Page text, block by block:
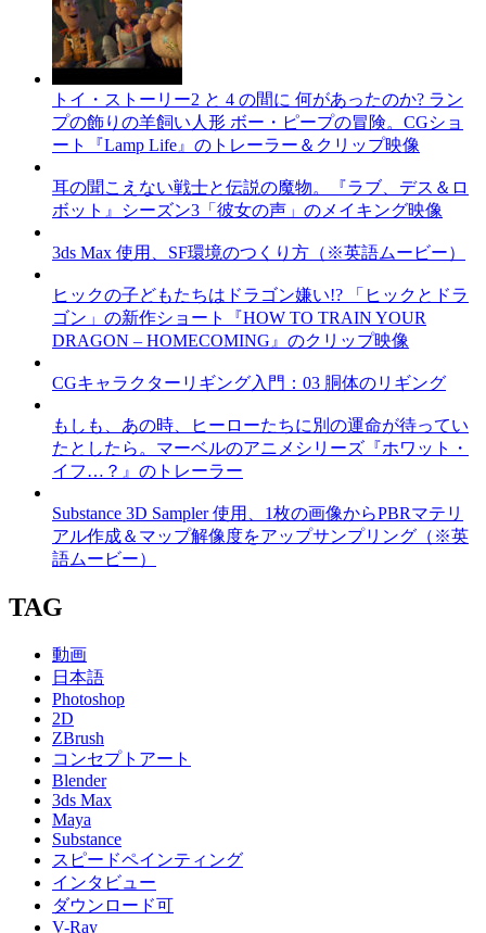
トイ・ストーリー2 と 4 の間に 何があったのか? ラン
プの飾りの羊飼い人形 ボー・ピープの冒険。CGショ
ート『Lamp Life』のトレーラー＆クリップ映像
耳の聞こえない戦士と伝説の魔物。『ラブ、デス＆ロ
ボット』シーズン3「彼女の声」のメイキング映像
3ds Max 使用、SF環境のつくり方（※英語ムービー）
ヒックの子どもたちはドラゴン嫌い!? 「ヒックとドラ
ゴン」の新作ショート『HOW TO TRAIN YOUR
DRAGON – HOMECOMING』のクリップ映像
CGキャラクターリギング入門：03 胴体のリギング
もしも、あの時、ヒーローたちに別の運命が待ってい
たとしたら。マーベルのアニメシリーズ『ホワット・
イフ…？』のトレーラー
Substance 3D Sampler 使用、1枚の画像からPBRマテリ
アル作成＆マップ解像度をアップサンプリング（※英
語ムービー）
TAG
動画
日本語
Photoshop
2D
ZBrush
コンセプトアート
Blender
3ds Max
Maya
Substance
スピードペインティング
インタビュー
ダウンロード可
V-Ray